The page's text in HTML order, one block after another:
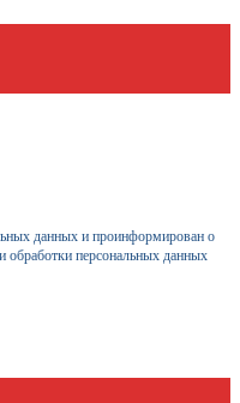
данных и проинформирован о
обработки персональных данных